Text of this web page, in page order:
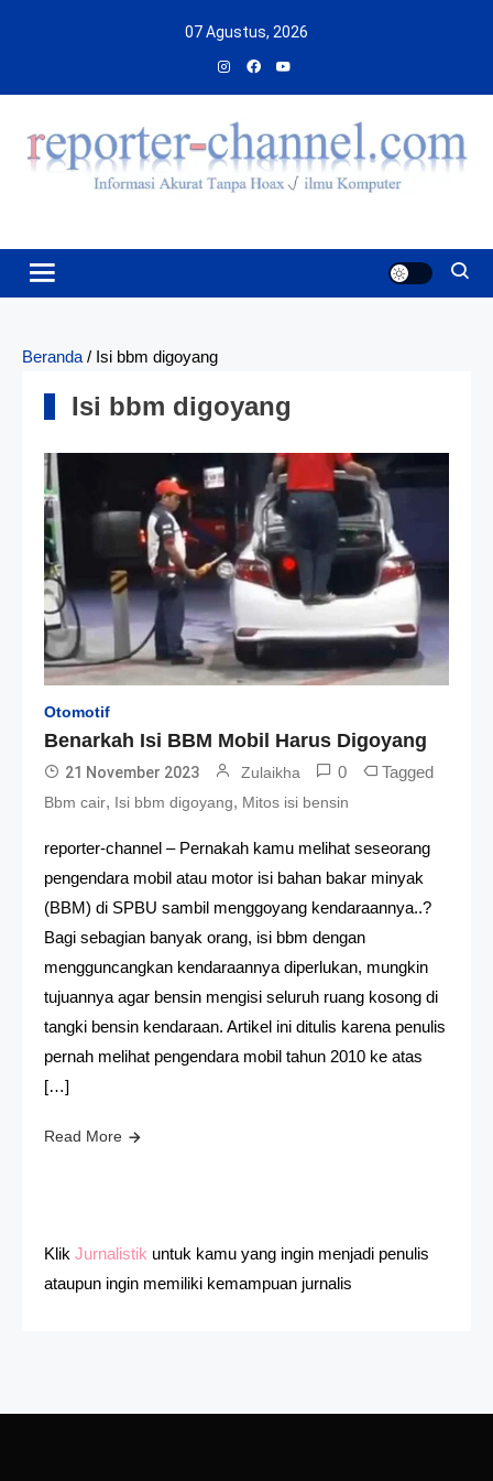
07 Agustus, 2026
Beranda / Isi bbm digoyang
Isi bbm digoyang
Otomotif
Benarkah Isi BBM Mobil Harus Digoyang
21 November 2023 Zulaikha 0 Tagged
Bbm cair, Isi bbm digoyang, Mitos isi bensin
reporter-channel – Pernakah kamu melihat seseorang
pengendara mobil atau motor isi bahan bakar minyak
(BBM) di SPBU sambil menggoyang kendaraannya..?
Bagi sebagian banyak orang, isi bbm dengan
mengguncangkan kendaraannya diperlukan, mungkin
tujuannya agar bensin mengisi seluruh ruang kosong di
tangki bensin kendaraan. Artikel ini ditulis karena penulis
pernah melihat pengendara mobil tahun 2010 ke atas
[…]
Read More
Klik Jurnalistik untuk kamu yang ingin menjadi penulis
ataupun ingin memiliki kemampuan jurnalis